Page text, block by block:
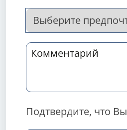
Подтвердите, что